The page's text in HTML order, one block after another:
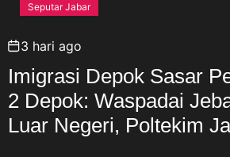
Seputar Jabar
3 hari ago
Imigrasi Depok Sasar
2 Depok: Waspadai
Luar Negeri, Poltekim